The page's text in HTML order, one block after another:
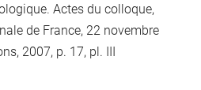
Actes du colloque,
de France, 22 novembre
2007, p. 17, pl. III